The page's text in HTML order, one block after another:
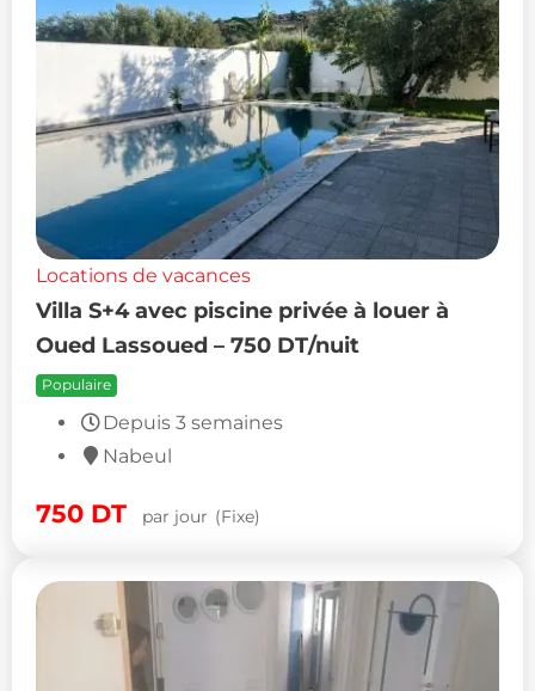
Locations de vacances
Villa S+4 avec piscine privée à louer à
Oued Lassoued – 750 DT/nuit
Populaire
Depuis 3 semaines
Nabeul
750 DT par jour (Fixe)